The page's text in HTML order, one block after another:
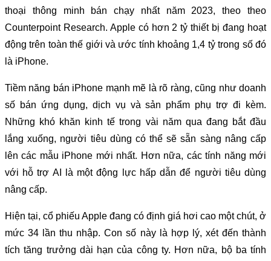
thoại thông minh bán chạy nhất năm 2023, theo theo
Counterpoint Research. Apple có hơn 2 tỷ thiết bị đang hoạt
động trên toàn thế giới và ước tính khoảng 1,4 tỷ trong số đó
là iPhone.
Tiềm năng bán iPhone mạnh mẽ là rõ ràng, cũng như doanh
số bán ứng dụng, dịch vụ và sản phẩm phụ trợ đi kèm.
Những khó khăn kinh tế trong vài năm qua đang bắt đầu
lắng xuống, người tiêu dùng có thể sẽ sẵn sàng nâng cấp
lên các mẫu iPhone mới nhất. Hơn nữa, các tính năng mới
với hỗ trợ AI là một động lực hấp dẫn để người tiêu dùng
nâng cấp.
Hiện tại, cổ phiếu Apple đang có định giá hơi cao một chút, ở
mức 34 lần thu nhập. Con số này là hợp lý, xét đến thành
tích tăng trưởng dài hạn của công ty. Hơn nữa, bộ ba tính